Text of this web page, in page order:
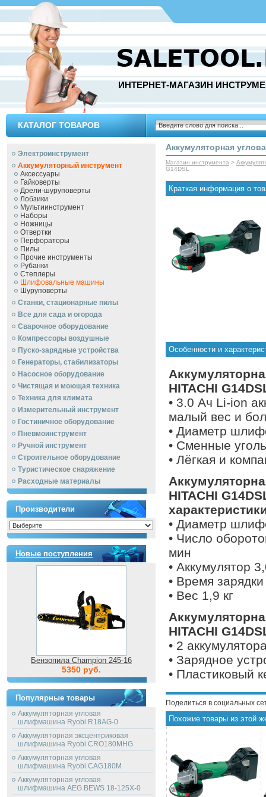
ИНТЕРНЕТ-МАГАЗИН
КАТАЛОГ ТОВАРОВ
Электроинструмент
Аккумуляторный инструмент
Аксессуары
Гайковерты
Дрели-шуруповерты
Лобзики
Мультиинструмент
Наборы
Ножницы
Отвертки
Перфораторы
Пилы
Прочие инструменты
Рубанки
Степлеры
Шлифовальные машины
Шуруповерты
Станки, стационарные пилы
Все для сада и огорода
Сварочное оборудование
Компрессоры воздушные
Пуско-зарядные устройства
Генераторы, стабилизаторы
Насосное оборудование
Чистящая и моющая техника
Техника для климата
Измерительный инструмент
Гостиничное оборудование
Пневмоинструмент
Ручной инcтрумент
Строительное оборудование
Туристическое снаряжение
Расходные материалы
Производители
Новые поступления
Бензопила Champion 245-16
5350 руб.
Популярные товары
Аккумуляторная угловая
шлифмашина Ryobi R18AG-0
Аккумуляторная эксцентриковая
шлифмашина Ryobi CRO180MHG
Аккумуляторная угловая
шлифмашина Ryobi CAG180M
Аккумуляторная угловая
шлифмашина AEG BEWS 18-125X-0
Аккумуляторная
Магазин инструмента >
G14DSL
Краткая информация о
Особенности и
HITACHI
• 3.0 Ач Li-ion
малый вес и
• Диаметр
• Сменные
• Лёгкая и
HITACHI
• Диаметр
• Число
мин
• Аккумулятор
• Время
• Вес 1,9 кг
HITACHI
• 2
• Зарядное
• Пластиковый
Поделиться в социальных
Похожие товары из этой